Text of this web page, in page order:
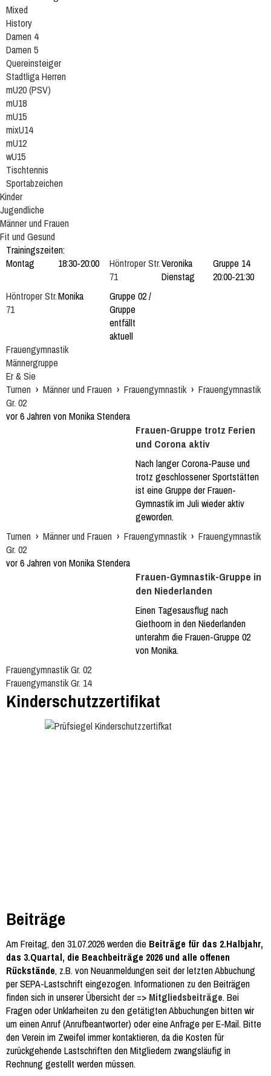
Mixed
History
Damen 4
Damen 5
Quereinsteiger
Stadtliga Herren
mU20 (PSV)
mU18
mU15
mixU14
mU12
wU15
Tischtennis
Sportabzeichen
Kinder
Jugendliche
Männer und Frauen
Fit und Gesund
Trainingszeiten:
Montag
18:30-20:00
Höntroper Str.
71
Veronika
Gruppe 14
Dienstag
20:00-21:30
Höntroper Str.
71
Monika
Gruppe 02 /
Gruppe
entfällt
aktuell
Frauengymnastik
Männergruppe
Er & Sie
Turnen › Männer und Frauen › Frauengymnastik › Frauengymnastik
Gr. 02
vor 6 Jahren von Monika Stendera
Frauen-Gruppe trotz Ferien
und Corona aktiv
Nach langer Corona-Pause und
trotz geschlossener Sportstätten
ist eine Gruppe der Frauen-
Gymnastik im Juli wieder aktiv
geworden.
Turnen › Männer und Frauen › Frauengymnastik › Frauengymnastik
Gr. 02
vor 6 Jahren von Monika Stendera
Frauen-Gymnastik-Gruppe in
den Niederlanden
Einen Tagesausflug nach
Giethoorn in den Niederlanden
unterahm die Frauen-Gruppe 02
von Monika.
Frauengymnastik Gr. 02
Frauengymanstik Gr. 14
Kinderschutzzertifikat
Beiträge
Am Freitag, den 31.07.2026 werden die Beiträge für das 2.Halbjahr,
das 3.Quartal, die Beachbeiträge 2026 und alle offenen
Rückstände, z.B. von Neuanmeldungen seit der letzten Abbuchung
per SEPA-Lastschrift eingezogen. Informationen zu den Beiträgen
finden sich in unserer Übersicht der => Mitgliedsbeiträge. Bei
Fragen oder Unklarheiten zu den getätigten Abbuchungen bitten wir
um einen Anruf (Anrufbeantworter) oder eine Anfrage per E-Mail. Bitte
den Verein im Zweifel immer kontaktieren, da die Kosten für
zurückgehende Lastschriften den Mitgliedern zwangsläufig in
Rechnung gestellt werden müssen.